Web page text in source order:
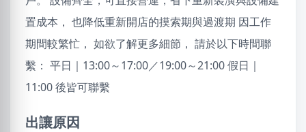
置成本， 也降低重新開店的摸索期與過渡期 因工作
期間較繁忙， 如欲了解更多細節， 請於以下時間聯
繫： 平日｜13:00～17:00／19:00～21:00 假日｜
11:00 後皆可聯繫
出讓原因